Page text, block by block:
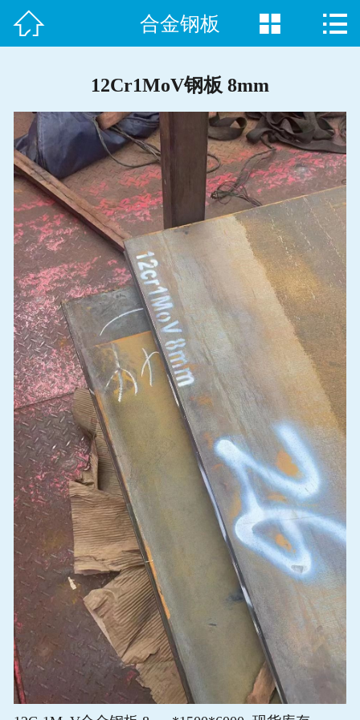
首页
新闻动态
现货资源
产品应用
钢材知识
在线留言
 合金钢板  
12Cr1MoV钢板 8mm